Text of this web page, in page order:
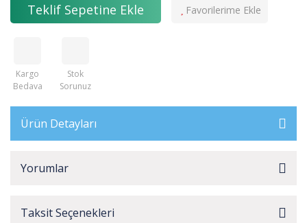
Teklif Sepetine Ekle
Kargo
Bedava
Stok
Sorunuz
Ürün Detayları
Yorumlar
Taksit Seçenekleri